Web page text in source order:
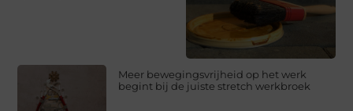
Meer bewegingsvrijheid op het werk
begint bij de juiste stretch werkbroek